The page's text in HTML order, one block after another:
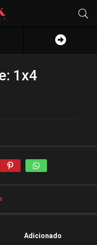
1x4
Adicionado